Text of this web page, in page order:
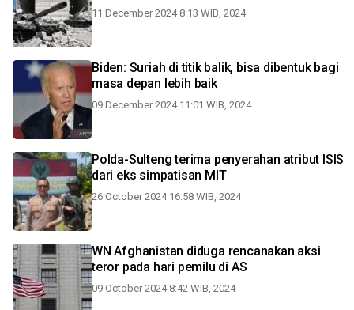
11 December 2024 8:13 WIB, 2024
Biden: Suriah di titik balik, bisa dibentuk bagi
masa depan lebih baik
09 December 2024 11:01 WIB, 2024
Polda-Sulteng terima penyerahan atribut ISIS
dari eks simpatisan MIT
26 October 2024 16:58 WIB, 2024
WN Afghanistan diduga rencanakan aksi
teror pada hari pemilu di AS
09 October 2024 8:42 WIB, 2024